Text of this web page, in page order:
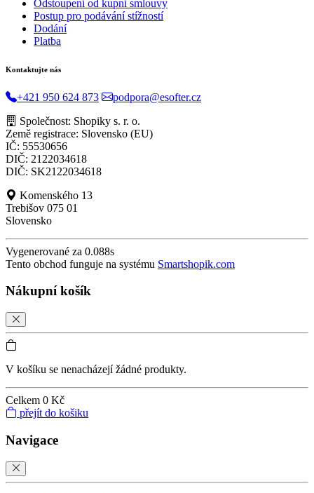
Odstoupení od kupní smlouvy
Postup pro podávání stížností
Dodání
Platba
Kontaktujte nás
+421 950 624 873
podpora@esofter.cz
Společnost: Shopiky s. r. o.
Země registrace: Slovensko (EU)
IČ: 55530656
DIČ: 2122034618
DIČ: SK2122034618
Komenského 13
Trebišov 075 01
Slovensko
Vygenerované za 0.088s
Tento obchod funguje na systému Smartshopik.com
Nákupní košík
V košíku se nenacházejí žádné produkty.
Celkem 0 Kč
přejít do košiku
Navigace